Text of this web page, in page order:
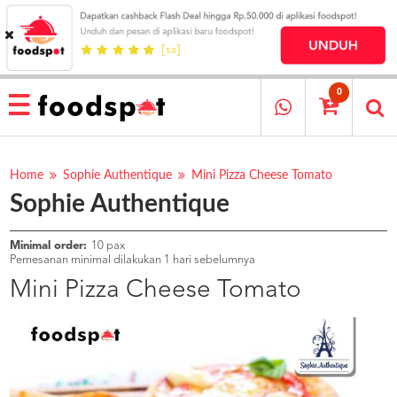
HOME
MENU
RESTAURANT
PESAN
OUR
COMPANY
KATA
MEREKA
KATALOG
PROGRAM
ABOUT
0
Home Sophie Authentique Mini Pizza Cheese Tomato
Sophie Authentique
Minimal order: 10 pax
Pemesanan minimal dilakukan 1 hari sebelumnya
Mini Pizza Cheese Tomato